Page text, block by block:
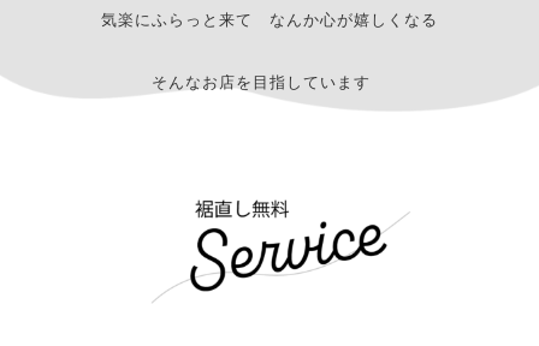
気楽にふらっと来て なんか心が嬉しくなる
そんなお店を目指しています